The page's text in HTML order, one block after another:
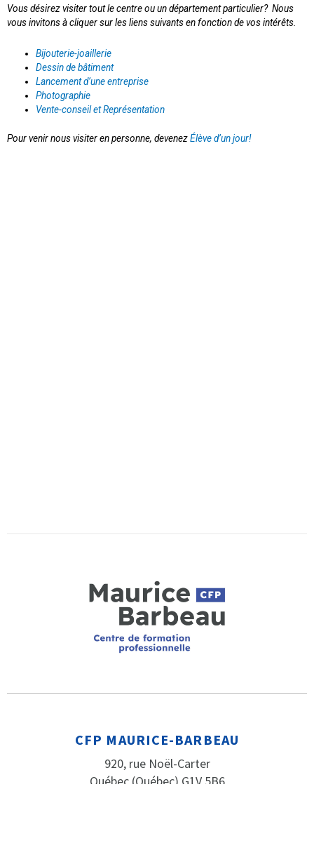
Vous désirez visiter tout le centre ou un département particulier? Nous
vous invitons à cliquer sur les liens suivants en fonction de vos intérêts.
Bijouterie-joaillerie
Dessin de bâtiment
Lancement d’une entreprise
Photographie
Vente-conseil et Représentation
Pour venir nous visiter en personne, devenezÉlève d’un jour!
CFP MAURICE-BARBEAU
920, rue Noël-Carter
Québec (Québec) G1V 5B6